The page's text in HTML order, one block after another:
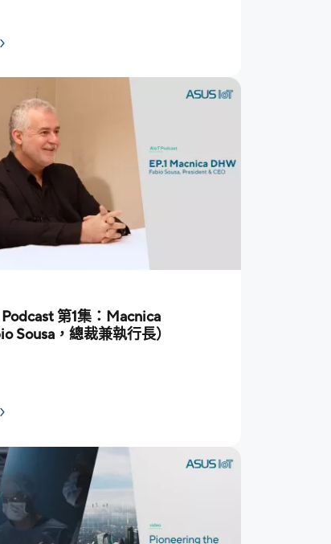
第1集：Macnica
Sousa，總裁兼執行長）